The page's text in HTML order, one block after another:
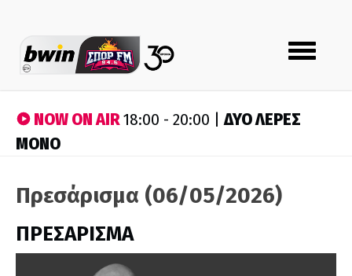
Toggle
navigation
NOW ON AIR18:00 - 20:00 |ΔΥΟ ΛΕΡΕΣ
ΜΟΝΟ
Πρεσάρισμα (06/05/2026)
ΠΡΕΣΑΡΙΣΜΑ